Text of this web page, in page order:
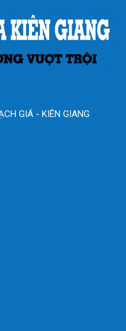
GIÁ - KIÊN GIANG